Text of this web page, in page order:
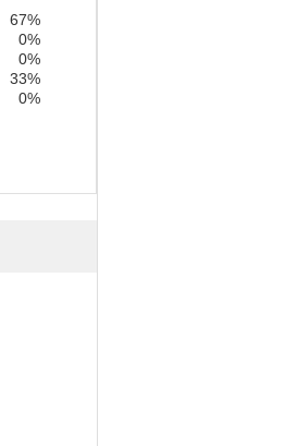
67%
0%
0%
33%
0%